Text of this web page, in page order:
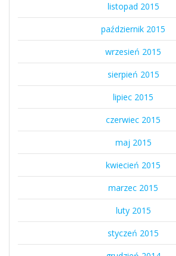
listopad 2015
październik 2015
wrzesień 2015
sierpień 2015
lipiec 2015
czerwiec 2015
maj 2015
kwiecień 2015
marzec 2015
luty 2015
styczeń 2015